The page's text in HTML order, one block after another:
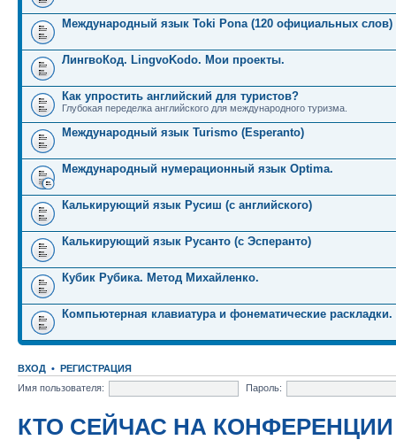
Международный язык Toki Pona (120 официальных слов)
ЛингвоКод. LingvoKodo. Мои проекты.
Как упростить английский для туристов?
Глубокая переделка английского для международного туризма.
Международный язык Turismo (Esperanto)
Международный нумерационный язык Optima.
Калькирующий язык Русиш (с английского)
Калькирующий язык Русанто (с Эсперанто)
Кубик Рубика. Метод Михайленко.
Компьютерная клавиатура и фонематические раскладки.
ВХОД • РЕГИСТРАЦИЯ
Имя пользователя:
Пароль:
КТО СЕЙЧАС НА КОНФЕРЕНЦИИ